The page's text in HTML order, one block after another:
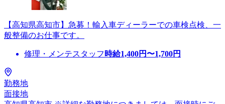
【高知県高知市】急募！輸入車ディーラーでの車検点検、一
般整備のお仕事です。
修理・メンテスタッフ 時給1,400円〜1,700円
勤務地
面接地